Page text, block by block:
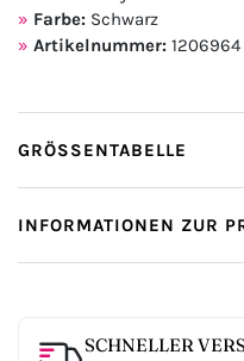
Farbe: Schwarz
Artikelnummer: 1206964
GRÖSSENTABELLE
INFORMATIONEN ZUR
SCHNELLER